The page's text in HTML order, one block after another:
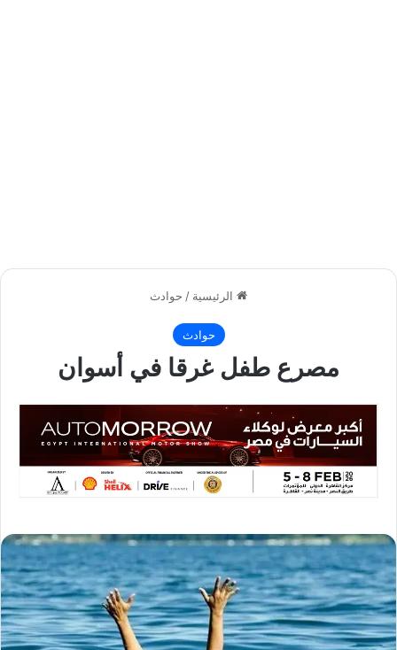
الرئيسية / حوادث
حوادث
مصرع طفل غرقا في أسوان